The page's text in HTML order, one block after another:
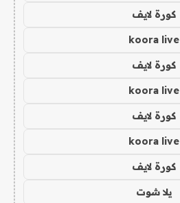
كورة لايف
koora live
كورة لايف
koora live
كورة لايف
koora live
كورة لايف
يلا شوت